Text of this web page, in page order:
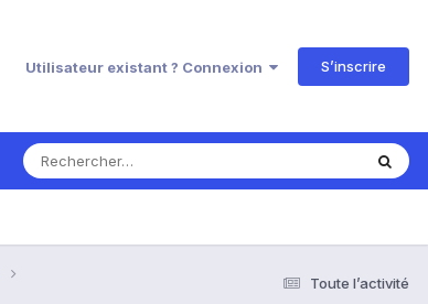
Utilisateur existant ? Connexion S’inscrire
Toute l’activité